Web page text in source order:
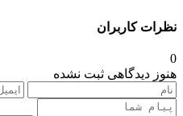
نظرات کاربران
0
هنوز دیدگاهی ثبت نشده